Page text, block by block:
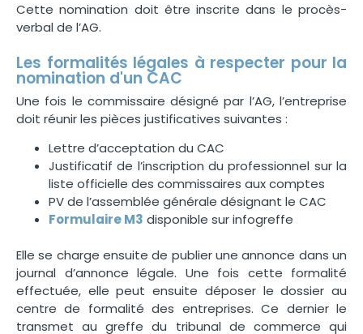
Cette nomination doit être inscrite dans le procès-
verbal de l’AG.
Les formalités légales à respecter pour la
nomination d'un CAC
Une fois le commissaire désigné par l’AG, l’entreprise
doit réunir les pièces justificatives suivantes :
Lettre d’acceptation du CAC
Justificatif de l’inscription du professionnel sur la
liste officielle des commissaires aux comptes
PV de l’assemblée générale désignant le CAC
Formulaire M3 disponible sur infogreffe
Elle se charge ensuite de publier une annonce dans un
journal d’annonce légale. Une fois cette formalité
effectuée, elle peut ensuite déposer le dossier au
centre de formalité des entreprises. Ce dernier le
transmet au greffe du tribunal de commerce qui